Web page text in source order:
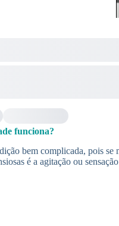
funciona?
bem complicada, pois
é a agitação ou